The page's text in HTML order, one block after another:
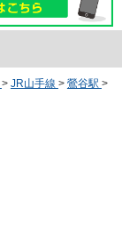
> JR山手線 > 鶯谷駅 >